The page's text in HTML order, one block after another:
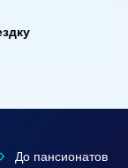
До пансионатов